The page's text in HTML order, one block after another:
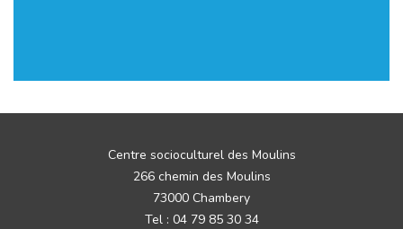
Centre socioculturel des Moulins
266 chemin des Moulins
73000 Chambery
Tel : 04 79 85 30 34